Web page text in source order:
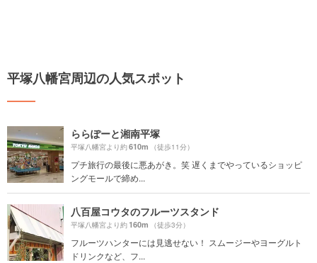
平塚八幡宮周辺の人気スポット
ららぽーと湘南平塚
平塚八幡宮より約610m （徒歩11分）
プチ旅行の最後に悪あがき。笑 遅くまでやっているショッピ
ングモールで締め...
八百屋コウタのフルーツスタンド
平塚八幡宮より約160m （徒歩3分）
フルーツハンターには見逃せない！ スムージーやヨーグルト
ドリンクなど、フ...